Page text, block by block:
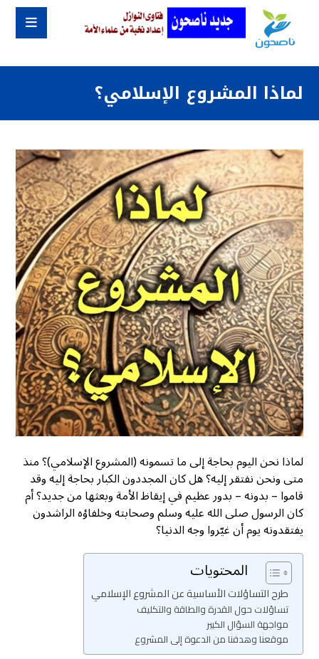
لماذا المشروع الإسلامي؟
لماذا نحن اليوم بحاجة إلى ما تسمونه (المشروع الإسلامي)؟ منذ
متى ونحن نفتقر إليه؟ هل كان المجددون الكبار بحاجة إليه وقد
قاموا – بدونه – بدور عظيم في إيقاظ الأمة وبعثها من جديد؟ أم
كان الرسول صلى الله عليه وسلم وصحابته وخلفاؤه الراشدون
يفتقدونه يوم أن غيّروا وجه الدنيا؟
المحتويات
طرح التساؤلات الأساسية عن المشروع الإسلامي
تساؤلات حول القدرة والطاقة والتكليف
مواجهة السؤال الكبير
موقعنا وهدفنا من الدعوة إلى المشروع